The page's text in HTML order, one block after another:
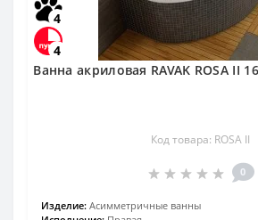
4
4
Ванна акриловая RAVAK ROSA II
Код товара: ROSA II
0
Изделие: Асимметричные ванны